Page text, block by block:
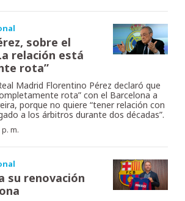
sobre el
relación está
rota”
Madrid Florentino Pérez declaró que
rota” con el Barcelona a
porque no quiere “tener relación con
a los árbitros durante dos décadas”.
m.
su renovación